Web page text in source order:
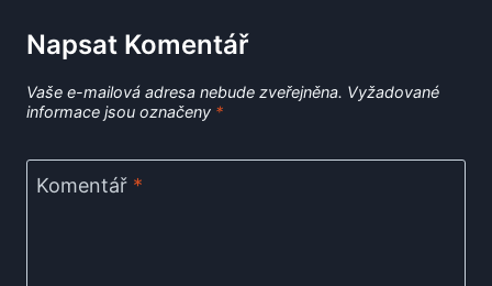
Napsat Komentář
Vaše e-mailová adresa nebude zveřejněna. Vyžadované
informace jsou označeny *
Komentář *